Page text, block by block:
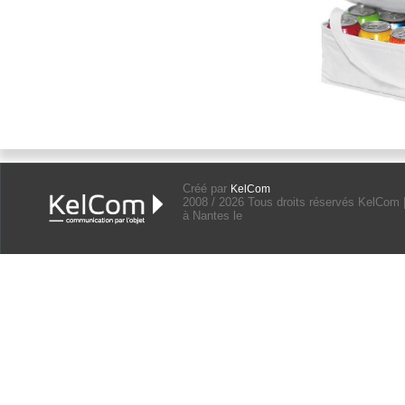
Créé par KelCom
2008 / 2026 Tous droits réservés
à Nantes le